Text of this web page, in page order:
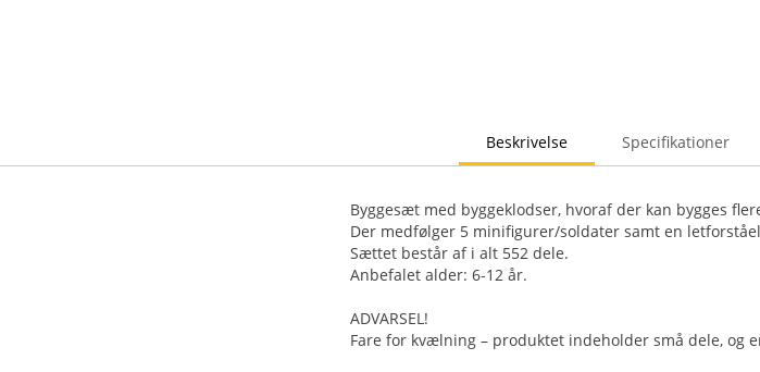
Beskrivelse Specifikationer
Byggesæt med byggeklodser, hvoraf der kan bygges
Der medfølger 5 minifigurer/soldater samt en
Sættet består af i alt 552 dele.
Anbefalet alder: 6-12 år.
ADVARSEL!
Fare for kvælning – produktet indeholder små dele, og